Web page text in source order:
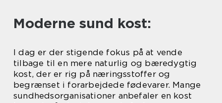
Moderne sund kost:
I dag er der stigende fokus på at vende
tilbage til en mere naturlig og bæredygtig
kost, der er rig på næringsstoffer og
begrænset i forarbejdede fødevarer. Mange
sundhedsorganisationer anbefaler en kost